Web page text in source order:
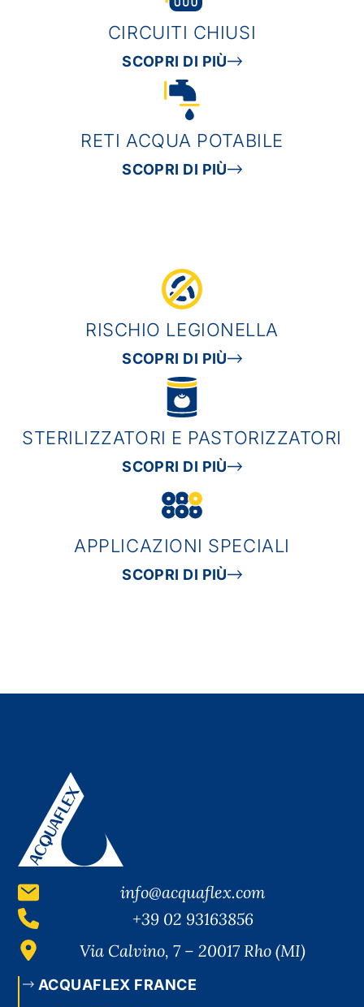
CIRCUITI CHIUSI
SCOPRI DI PIÙ
RETI ACQUA POTABILE
SCOPRI DI PIÙ
RISCHIO LEGIONELLA
SCOPRI DI PIÙ
STERILIZZATORI E PASTORIZZATORI
SCOPRI DI PIÙ
APPLICAZIONI SPECIALI
SCOPRI DI PIÙ
info@acquaflex.com
+39 02 93163856
Via Calvino, 7 – 20017 Rho (MI)
ACQUAFLEX FRANCE